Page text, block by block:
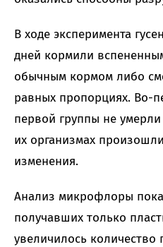
В ходе эксперимента
дней кормили
обычным кормом либо
равных пропорциях. Во-
первой группы не
их организмах
изменения.
Анализ микрофлоры
получавших только
увеличилось количество